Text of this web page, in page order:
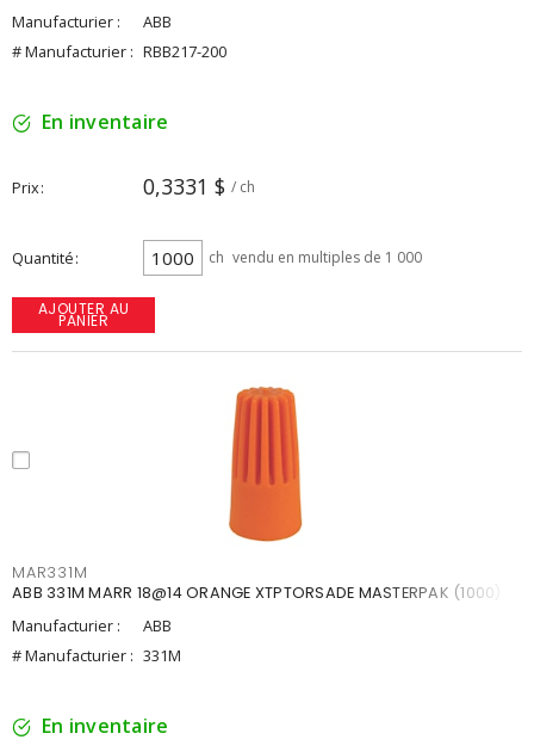
Manufacturier :
ABB
# Manufacturier : RBB217-200
En inventaire
Prix 0,3331 $ / ch
Quantité ch vendu en multiples de 1 000
AJOUTER AU
PANIER
MAR331M
ABB 331M MARR 18@14 ORANGE XTPTORSADE MASTERPAK (1000)
Manufacturier :
ABB
# Manufacturier : 331M
En inventaire